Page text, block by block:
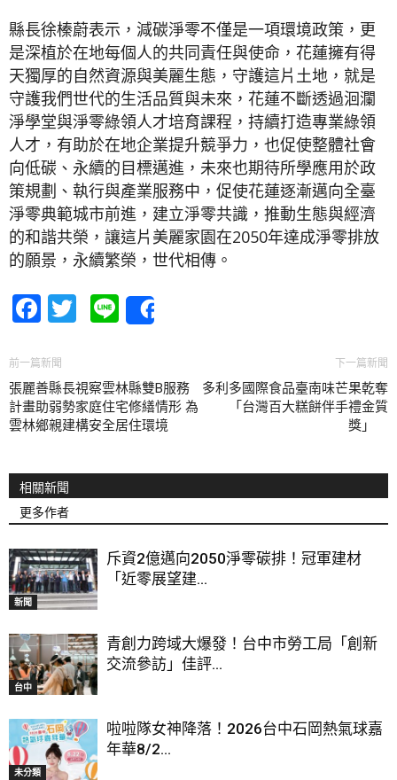
縣長徐榛蔚表示，減碳淨零不僅是一項環境政策，更
是深植於在地每個人的共同責任與使命，花蓮擁有得
天獨厚的自然資源與美麗生態，守護這片土地，就是
守護我們世代的生活品質與未來，花蓮不斷透過洄瀾
淨學堂與淨零綠領人才培育課程，持續打造專業綠領
人才，有助於在地企業提升競爭力，也促使整體社會
向低碳、永續的目標邁進，未來也期待所學應用於政
策規劃、執行與產業服務中，促使花蓮逐漸邁向全臺
淨零典範城市前進，建立淨零共識，推動生態與經濟
的和諧共榮，讓這片美麗家園在2050年達成淨零排放
的願景，永續繁榮，世代相傳。
Facebook
Twitter
Line
前一篇新聞
張麗善縣長視察雲林縣雙B服務
計畫助弱勢家庭住宅修繕情形 為
雲林鄉親建構安全居住環境
下一篇新聞
多利多國際食品臺南味芒果乾奪
「台灣百大糕餅伴手禮金質
獎」
相關新聞
更多作者
新聞
斥資2億邁向2050淨零碳排！冠軍建材
「近零展望建...
台中
青創力跨域大爆發！台中市勞工局「創新
交流參訪」佳評...
未分類
啦啦隊女神降落！2026台中石岡熱氣球嘉
年華8/2...